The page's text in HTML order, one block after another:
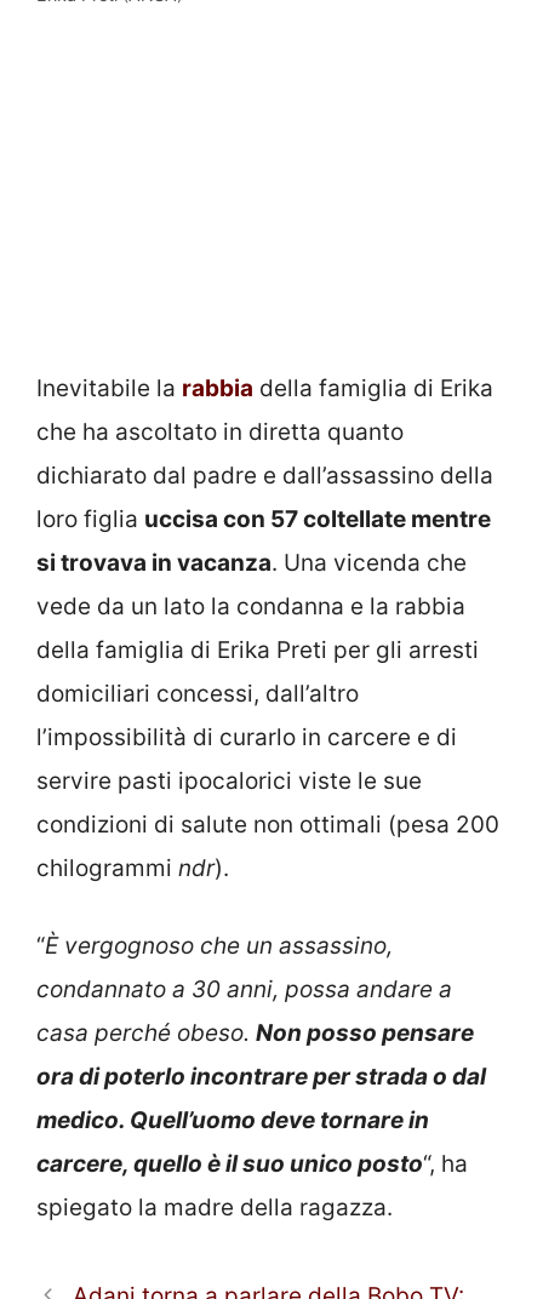
Inevitabile la rabbia della famiglia di Erika
che ha ascoltato in diretta quanto
dichiarato dal padre e dall’assassino della
loro figlia uccisa con 57 coltellate mentre
si trovava in vacanza. Una vicenda che
vede da un lato la condanna e la rabbia
della famiglia di Erika Preti per gli arresti
domiciliari concessi, dall’altro
l’impossibilità di curarlo in carcere e di
servire pasti ipocalorici viste le sue
condizioni di salute non ottimali (pesa 200
chilogrammi ndr).
“È vergognoso che un assassino,
condannato a 30 anni, possa andare a
casa perché obeso. Non posso pensare
ora di poterlo incontrare per strada o dal
medico. Quell’uomo deve tornare in
carcere, quello è il suo unico posto“, ha
spiegato la madre della ragazza.